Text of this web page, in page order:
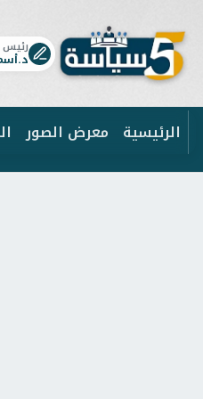
رئيس
الرئيسية معرض الصور